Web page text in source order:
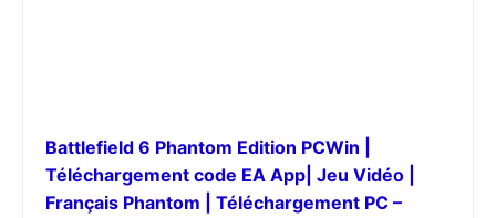
Battlefield 6 Phantom Edition PCWin |
Téléchargement code EA App| Jeu Vidéo |
Français Phantom | Téléchargement PC –